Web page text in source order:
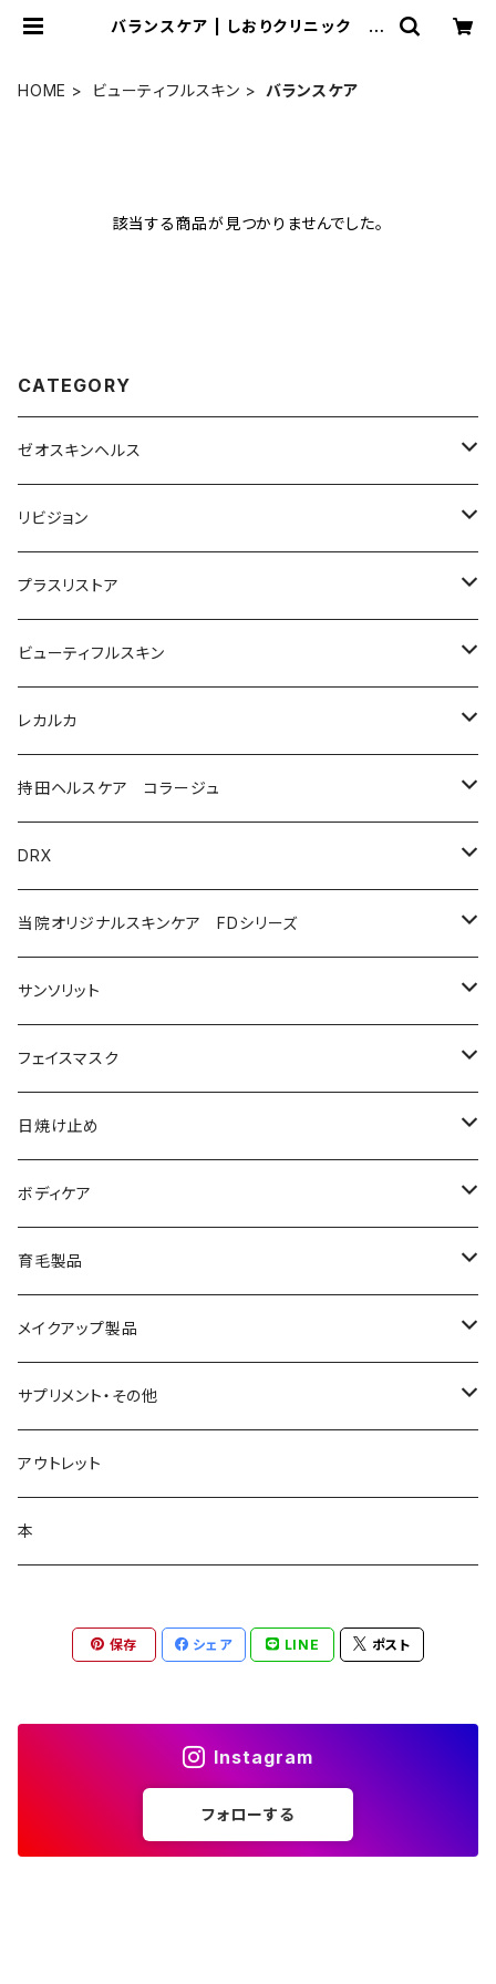
バランスケア | しおりクリニック オ
HOME ビューティフルスキン バランスケア
該当する商品が見つかりませんでした。
CATEGORY
ゼオスキンヘルス
洗顔料・化粧水
美容液（光老化ケア）
美容液（透明感ケア）
美容液（エイジングケア［ビタミンAシリーズ］）
美容液（日焼け止め）
美容液（スペシャルケア）
プログラムキット
リビジョン
化粧水
クリーム
美容液
アイケア
日焼け止め
ユースフルリップ
プラスリストア
洗顔
ビューティフルスキン
モイストケア
ウォッシュ
クリーム
バランスケア
ローション
クレンジング
美容液
化粧品
レカルカ
洗顔
化粧水
持田ヘルスケア コラージュ
ソープ（石鹸）
泡石鹸
コラージュフルフルホイップソープ
メイク落とし
化粧水
美容液
乳液
クリーム
日焼け止め
シャンプー・リンス
コラージュフルフル泡石鹸
DRX
AZAクリア
当院オリジナルスキンケア FDシリーズ
ソープ
ローション
サンソリット
日焼け止め
フェイスマスク
フェイスマスク
サンソリット
日焼け止め
サンソリット
アクセーヌ
ボディケア
キュアデイズ
育毛製品
まつ毛美容液
メイクアップ製品
ビューティフルスキン
サプリメント・その他
飲む日焼け止め
髪の毛サプリ
アウトレット
本
保存 シェア LINE ポスト
Instagram
フォローする